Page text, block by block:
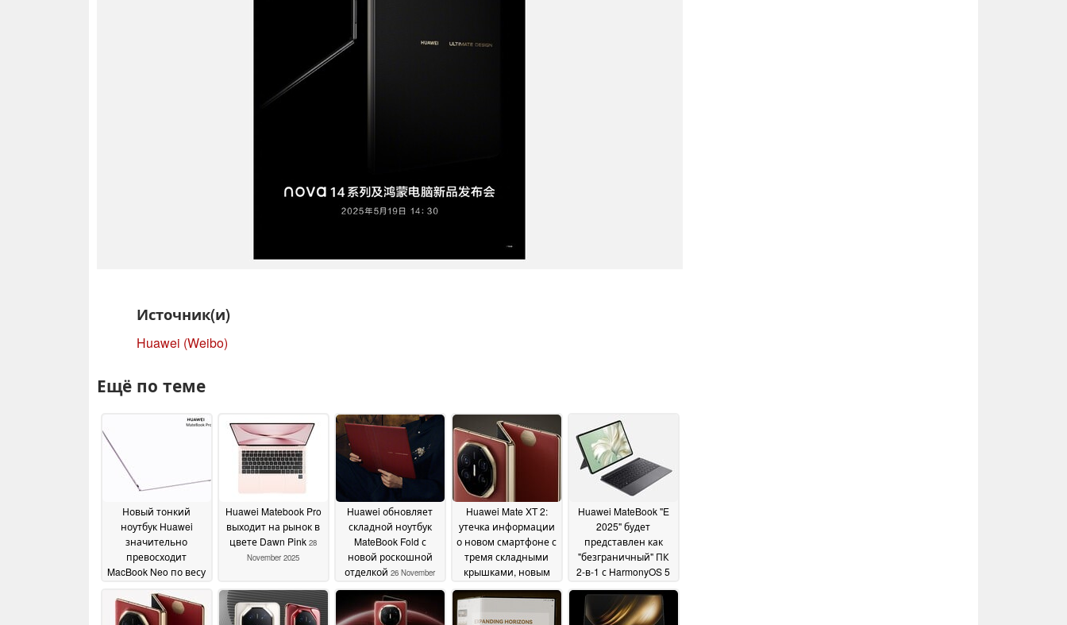
Источник(и)
Huawei (Weibo)
Ещё по теме
Новый тонкий
ноутбук Huawei
значительно
превосходит
MacBook Neo по весу
29 July 2026
Huawei Matebook Pro
выходит на рынок в
цвете Dawn Pink 28
November 2025
Huawei обновляет
складной ноутбук
MateBook Fold с
новой роскошной
отделкой 26 November
2025
Huawei Mate XT 2:
утечка информации
о новом смартфоне с
тремя складными
крышками, новым
обновленными
камерами, по слухам
Huawei MateBook "E
2025" будет
представлен как
"безграничный" ПК
2-в-1 с HarmonyOS 5
12 July 2025